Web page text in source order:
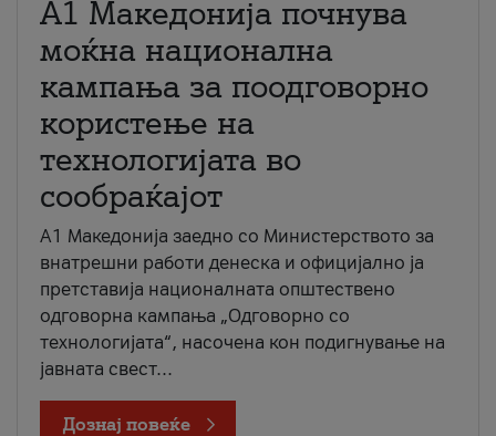
A1 Македонија почнува
моќна национална
кампања за поодговорно
користење на
технологијата во
сообраќајот
A1 Македонија заедно со Министерството за
внатрешни работи денеска и официјално ја
претставија националната општествено
одговорна кампања „Одговорно со
технологијата“, насочена кон подигнување на
јавната свест...
Дознај повеќе